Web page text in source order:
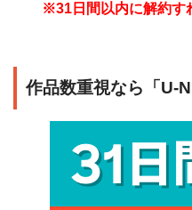
※31日間以内に解約す
作品数重視なら「U-